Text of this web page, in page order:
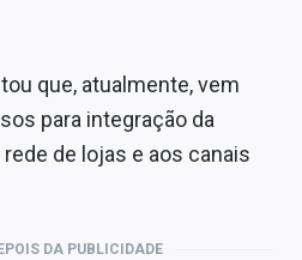
que, atualmente, vem
para integração da
de lojas e aos canais
DA PUBLICIDADE